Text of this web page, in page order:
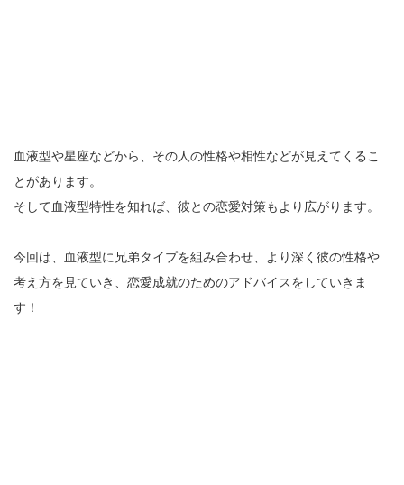
血液型や星座などから、その人の性格や相性などが見えてくるこ
とがあります。
そして血液型特性を知れば、彼との恋愛対策もより広がります。
今回は、血液型に兄弟タイプを組み合わせ、より深く彼の性格や
考え方を見ていき、恋愛成就のためのアドバイスをしていきま
す！